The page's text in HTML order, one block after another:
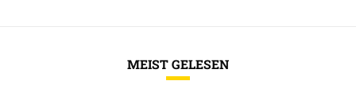
MEIST GELESEN